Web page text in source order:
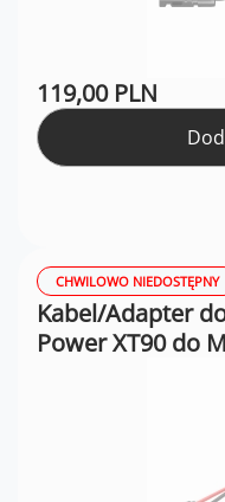
119,00 PLN
CHWILOWO NIEDOSTĘPNY
Kabel/Adapter
Power XT90 do